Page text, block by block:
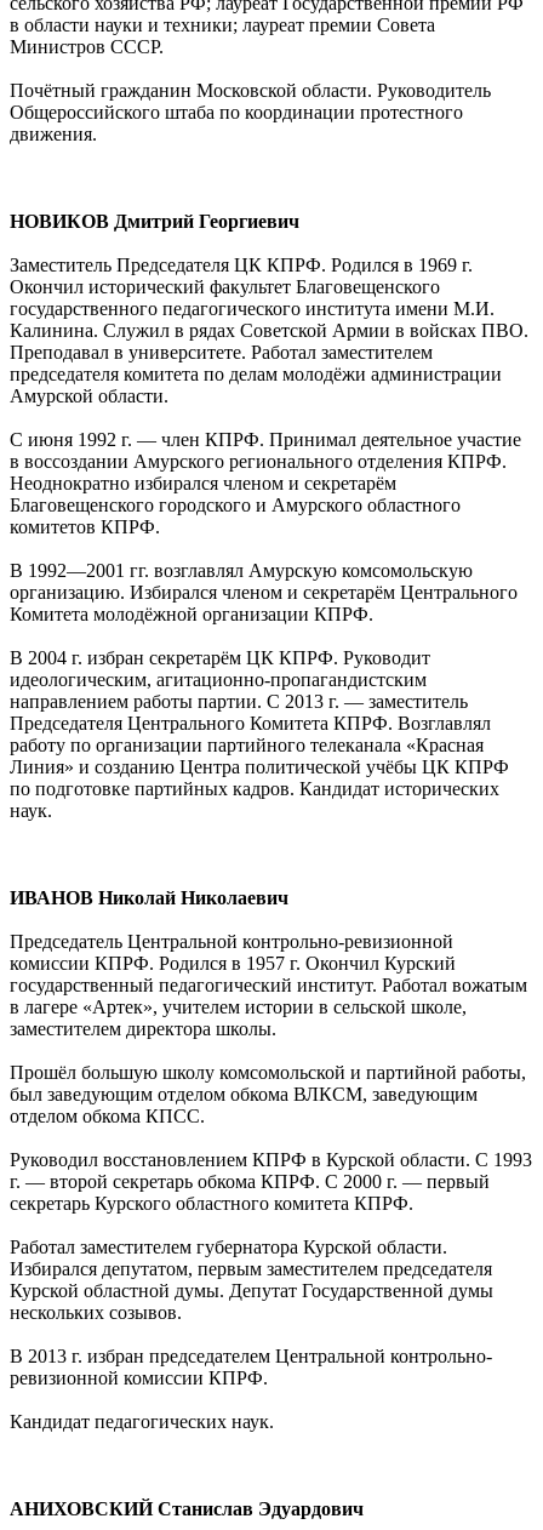
в области науки и техники; лауреат премии Совета
Министров СССР.
Почётный гражданин Московской области. Руководитель
Общероссийского штаба по координации протестного
движения.
НОВИКОВ Дмитрий Георгиевич
Заместитель Председателя ЦК КПРФ. Родился в 1969 г.
Окончил исторический факультет Благовещенского
государственного педагогического института имени М.И.
Калинина. Служил в рядах Советской Армии в войсках ПВО.
Преподавал в университете. Работал заместителем
председателя комитета по делам молодёжи администрации
Амурской области.
С июня 1992 г. — член КПРФ. Принимал деятельное участие
в воссоздании Амурского регионального отделения КПРФ.
Неоднократно избирался членом и секретарём
Благовещенского городского и Амурского областного
комитетов КПРФ.
В 1992—2001 гг. возглавлял Амурскую комсомольскую
организацию. Избирался членом и секретарём Центрального
Комитета молодёжной организации КПРФ.
В 2004 г. избран секретарём ЦК КПРФ. Руководит
идеологическим, агитационно-пропагандистским
направлением работы партии. С 2013 г. — заместитель
Председателя Центрального Комитета КПРФ. Возглавлял
работу по организации партийного телеканала «Красная
Линия» и созданию Центра политической учёбы ЦК КПРФ
по подготовке партийных кадров. Кандидат исторических
наук.
ИВАНОВ Николай Николаевич
Председатель Центральной контрольно-ревизионной
комиссии КПРФ. Родился в 1957 г. Окончил Курский
государственный педагогический институт. Работал вожатым
в лагере «Артек», учителем истории в сельской школе,
заместителем директора школы.
Прошёл большую школу комсомольской и партийной работы,
был заведующим отделом обкома ВЛКСМ, заведующим
отделом обкома КПСС.
Руководил восстановлением КПРФ в Курской области. С 1993
г. — второй секретарь обкома КПРФ. С 2000 г. — первый
секретарь Курского областного комитета КПРФ.
Работал заместителем губернатора Курской области.
Избирался депутатом, первым заместителем председателя
Курской областной думы. Депутат Государственной думы
нескольких созывов.
В 2013 г. избран председателем Центральной контрольно-
ревизионной комиссии КПРФ.
Кандидат педагогических наук.
АНИХОВСКИЙ Станислав Эдуардович